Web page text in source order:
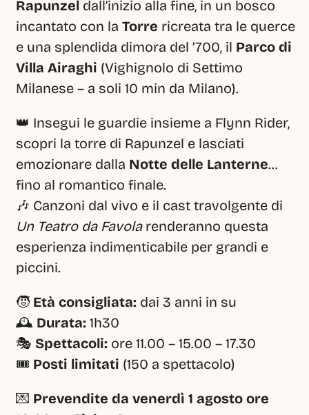
Rapunzel dall’inizio alla fine, in un bosco
incantato con la Torre ricreata tra le querce
e una splendida dimora del ’700, il Parco di
Villa Airaghi (Vighignolo di Settimo
Milanese – a soli 10 min da Milano).
👑 Insegui le guardie insieme a Flynn Rider,
scopri la torre di Rapunzel e lasciati
emozionare dalla Notte delle Lanterne…
fino al romantico finale.
Un Teatro da Favola renderanno questa
esperienza indimenticabile per grandi e
piccini.
🧒 Età consigliata: dai 3 anni in su
🕰 Durata: 1h30
🎭 Spettacoli: ore 11.00 – 15.00 – 17.30
🎟 Posti limitati (150 a spettacolo)
💌 Prevendite da venerdì 1 agosto ore